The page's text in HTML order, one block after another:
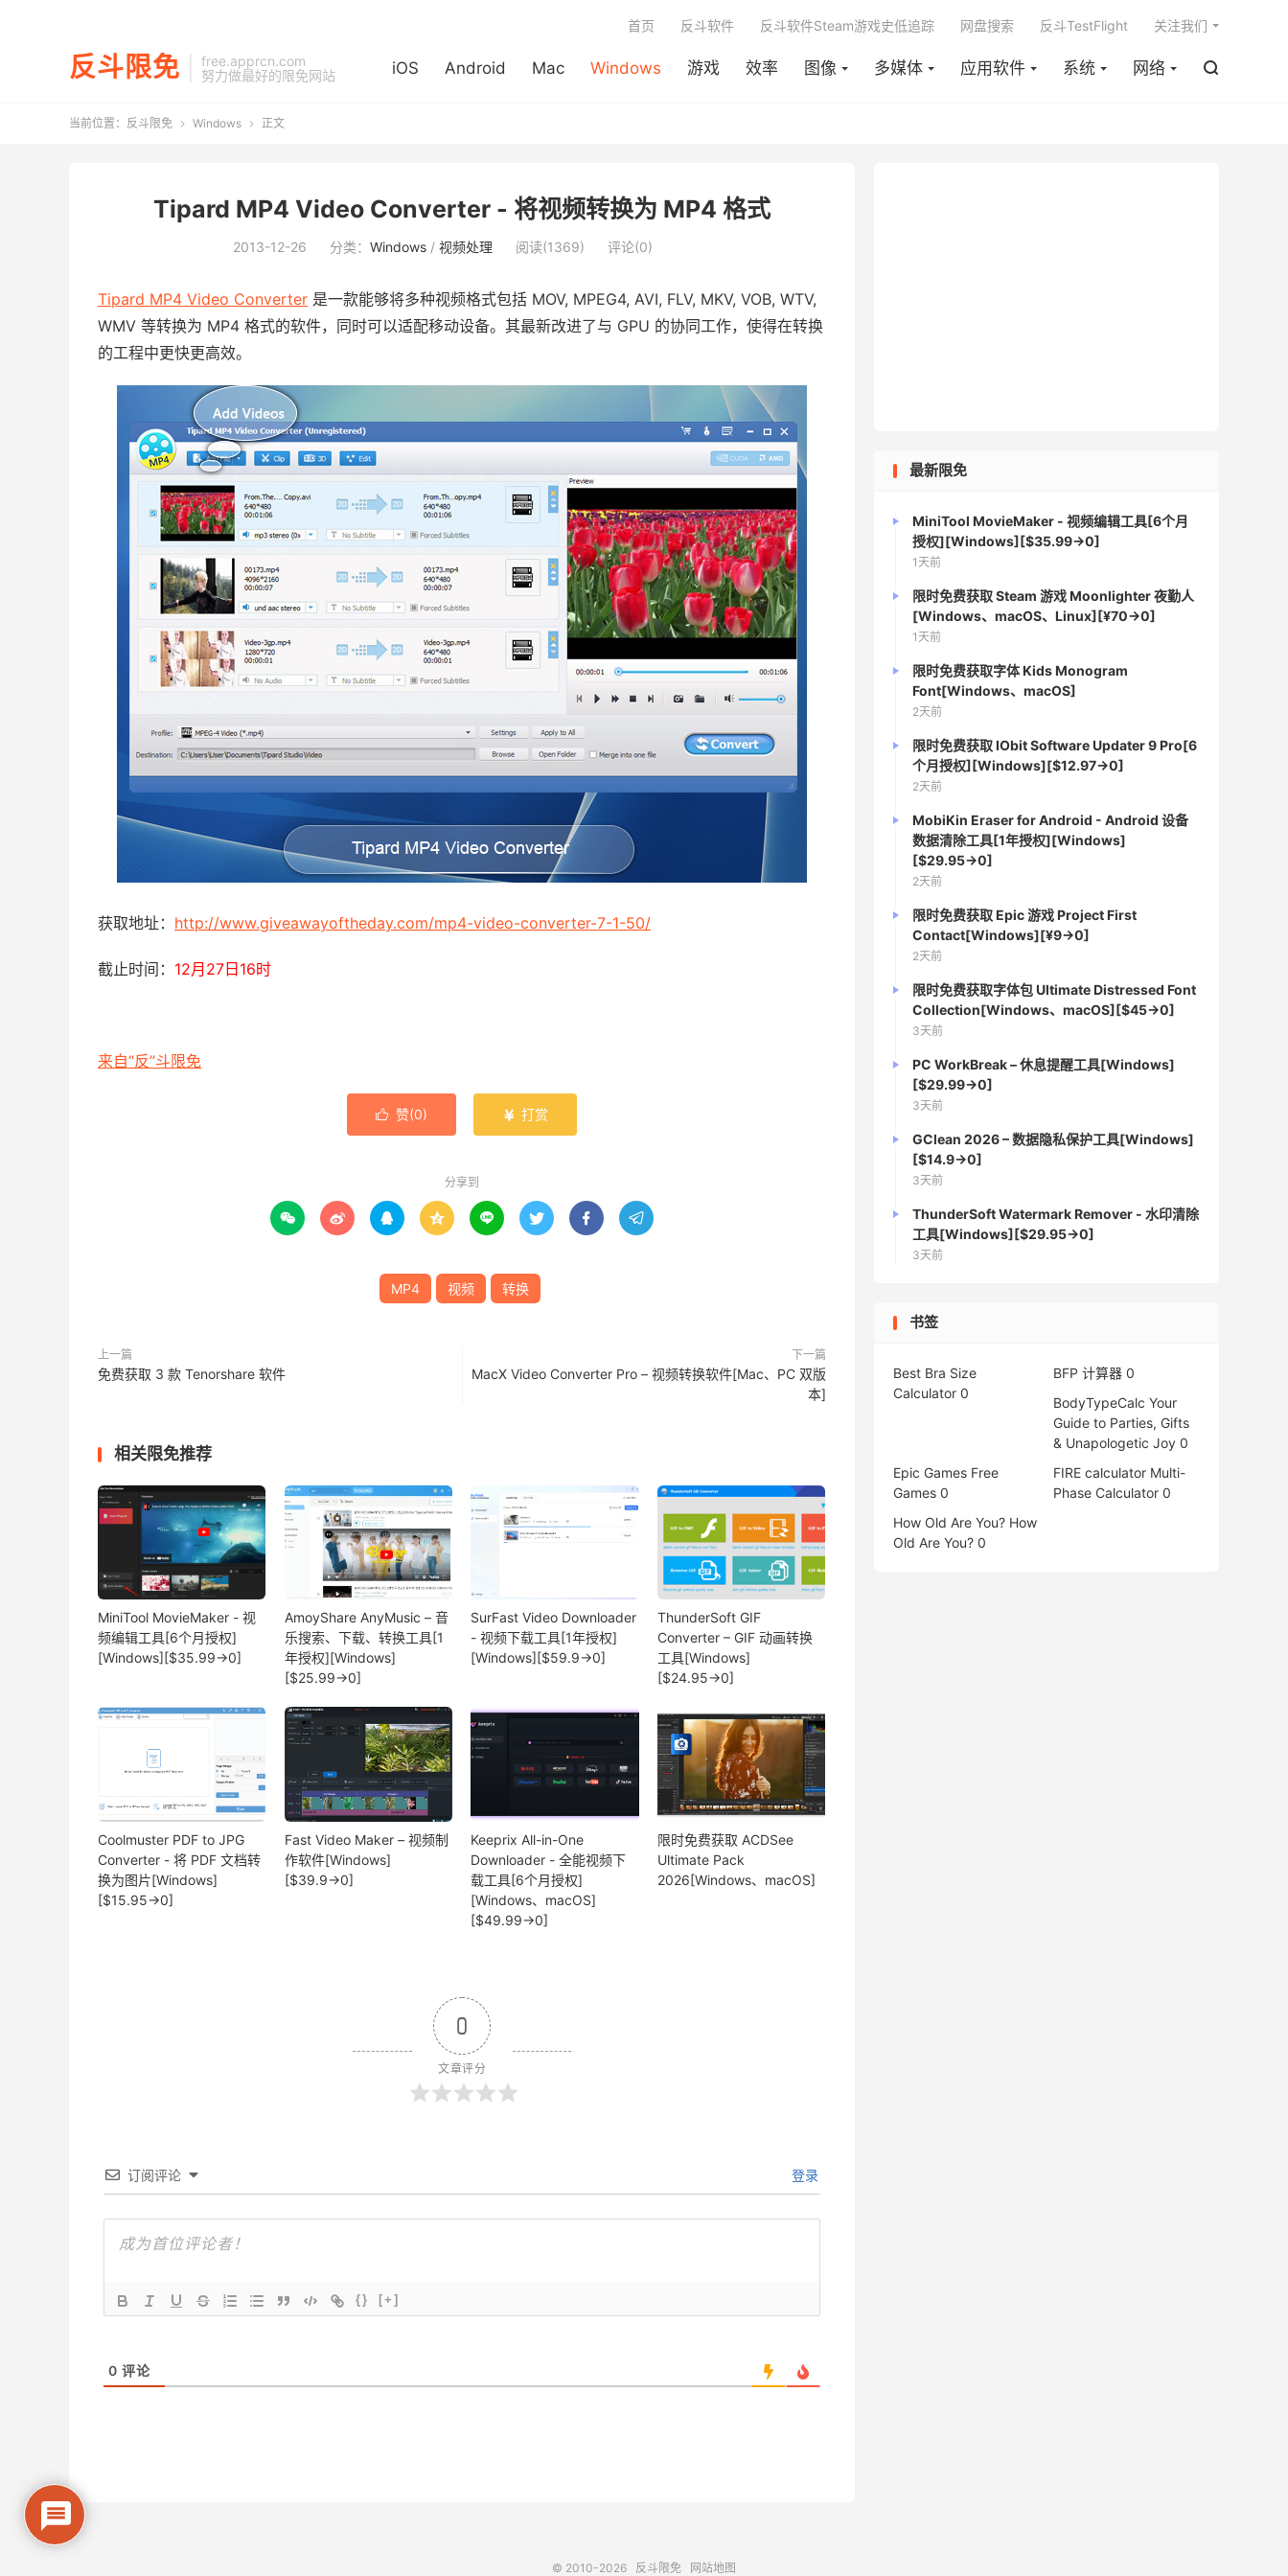
反斗限免
free.apprcn.com
努力做最好的限免网站
iOS Android Mac Windows 游戏 效率 图像 多媒体 应用软件 系统 网络 
首页 反斗软件 反斗软件Steam游戏史低追踪 网盘搜索 反斗TestFlight 关注我们
当前位置： 反斗限免  Windows  正文
Tipard MP4 Video Converter - 将视频转换为 MP4 格式
2013-12-26 分类： Windows / 视频处理 阅读(1369) 评论(0)
Tipard MP4 Video Converter 是一款能够将多种视频格式包括 MOV, MPEG4, AVI, FLV, MKV, VOB, WTV,
WMV 等转换为 MP4 格式的软件，同时可以适配移动设备。其最新改进了与 GPU 的协同工作，使得在转换
的工程中更快更高效。
获取地址： http://www.giveawayoftheday.com/mp4-video-converter-7-1-50/
截止时间： 12月27日16时
来自“反”斗限免
 赞(0)  打赏
分享到
       
MP4 视频 转换
上一篇
免费获取 3 款 Tenorshare 软件
下一篇
MacX Video Converter Pro – 视频转换软件[Mac、PC 双版
本]
相关限免推荐
MiniTool MovieMaker - 视
频编辑工具[6个月授权]
[Windows][$35.99→0]
AmoyShare AnyMusic – 音
乐搜索、下载、转换工具[1
年授权][Windows]
[$25.99→0]
SurFast Video Downloader
- 视频下载工具[1年授权]
[Windows][$59.9→0]
ThunderSoft GIF
Converter – GIF 动画转换
工具[Windows]
[$24.95→0]
Coolmuster PDF to JPG
Converter - 将 PDF 文档转
换为图片[Windows]
[$15.95→0]
Fast Video Maker – 视频制
作软件[Windows]
[$39.9→0]
Keeprix All-in-One
Downloader - 全能视频下
载工具[6个月授权]
[Windows、macOS]
[$49.99→0]
限时免费获取 ACDSee
Ultimate Pack
2026[Windows、macOS]
0
文章评分
订阅评论 登录
{} [+]
0 评论
最新限免
MiniTool MovieMaker - 视频编辑工具[6个月
授权][Windows][$35.99→0]
1天前
限时免费获取 Steam 游戏 Moonlighter 夜勤人
[Windows、macOS、Linux][¥70→0]
1天前
限时免费获取字体 Kids Monogram
Font[Windows、macOS]
2天前
限时免费获取 IObit Software Updater 9 Pro[6
个月授权][Windows][$12.97→0]
2天前
MobiKin Eraser for Android - Android 设备
数据清除工具[1年授权][Windows]
[$29.95→0]
2天前
限时免费获取 Epic 游戏 Project First
Contact[Windows][¥9→0]
2天前
限时免费获取字体包 Ultimate Distressed Font
Collection[Windows、macOS][$45→0]
3天前
PC WorkBreak – 休息提醒工具[Windows]
[$29.99→0]
3天前
GClean 2026 – 数据隐私保护工具[Windows]
[$14.9→0]
3天前
ThunderSoft Watermark Remover - 水印清除
工具[Windows][$29.95→0]
3天前
书签
Best Bra Size
Calculator 0
BFP 计算器 0
BodyTypeCalc Your
Guide to Parties, Gifts
& Unapologetic Joy 0
Epic Games Free
Games 0
FIRE calculator Multi-
Phase Calculator 0
How Old Are You? How
Old Are You? 0
© 2010-2026 反斗限免 网站地图